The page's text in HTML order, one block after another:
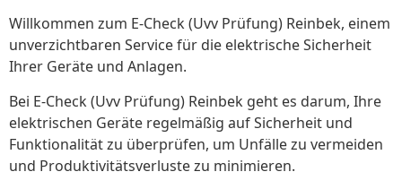
Willkommen zum E-Check (Uvv Prüfung) Reinbek, einem
unverzichtbaren Service für die elektrische Sicherheit
Ihrer Geräte und Anlagen.
Bei E-Check (Uvv Prüfung) Reinbek geht es darum, Ihre
elektrischen Geräte regelmäßig auf Sicherheit und
Funktionalität zu überprüfen, um Unfälle zu vermeiden
und Produktivitätsverluste zu minimieren.